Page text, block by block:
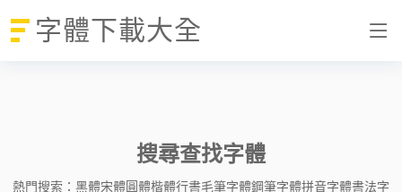
字體下載大全
搜尋查找字體
熱門搜索： 黑體宋體圓體楷體行書毛筆字體鋼筆字體拼音字體書法字